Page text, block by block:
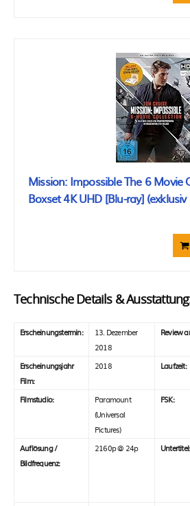
Mission: Impossible The 6 Movie
Boxset 4K UHD [Blu-ray]
Technische Details &
Erscheinungstermin:
13. Dezember
2018
Review
Erscheinungsjahr
Film:
2018 Laufzeit:
Filmstudio:
Paramount
(Universal
Pictures)
FSK:
Auflösung /
Bildfrequenz:
2160p @ 24p Untertitel: